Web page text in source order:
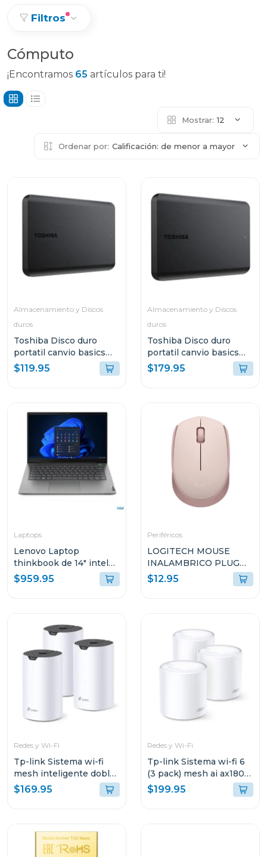
Filtros
Cómputo
¡Encontramos 65 artículos para ti!
Mostrar: 12
Ordenar por: Calificación: de menor a mayor
Almacenamiento y Discos
duros
Toshiba Disco duro
portatil canvio basics
hdd de 2tb hdtb520xk
$119.95
Almacenamiento y Discos
duros
Toshiba Disco duro
portatil canvio basics
hdd de 4tb hdtb540xk
$179.95
Laptops
Lenovo Laptop
thinkbook de 14" intel
core i7 512GB SSD
21DH00M8GJ
$959.95
Periféricos
LOGITECH MOUSE
INALAMBRICO PLUG
AND PLAY ROSADO
M170
$12.95
Redes y Wi-Fi
Tp-link Sistema wi-fi
mesh inteligente doble
banda a1900 3 pack
$169.95
Redes y Wi-Fi
Tp-link Sistema wi-fi 6
(3 pack) mesh ai ax1800
3 pack decox20
$199.95